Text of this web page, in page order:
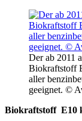
Der ab 2011
Biokraftstoff
aller
geeignet. ©
Biokraftstoff E10